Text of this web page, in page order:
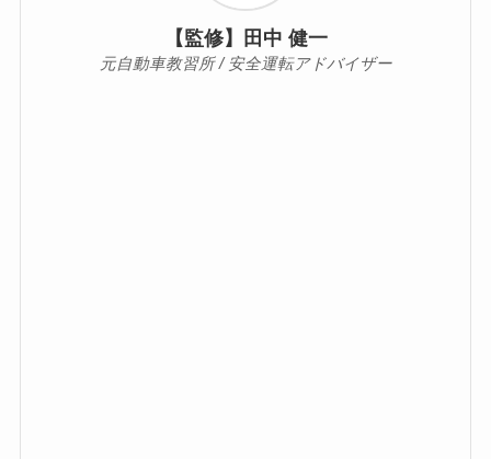
【監修】田中 健一
元自動車教習所 / 安全運転アドバイザー